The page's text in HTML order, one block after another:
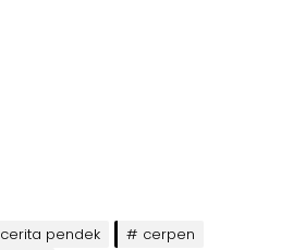
cerita pendek
cerpen